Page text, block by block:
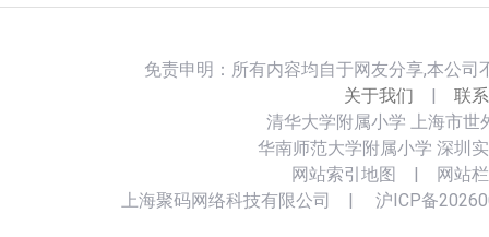
免责申明：所有内容均自于网友分享,本公
关于我们
联
清华大学附属小学 上海市世
华南师范大学附属小学 深圳
网站索引地图
网站
上海聚码网络科技有限公司
沪ICP备